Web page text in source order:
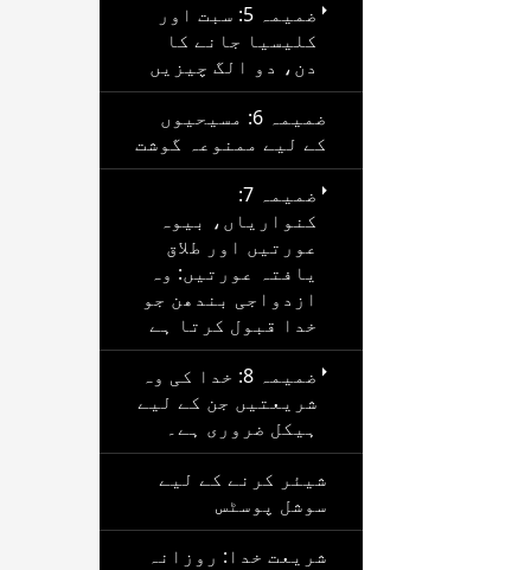
ضمیمہ 5: سبت اور
کلیسیا جانے کا
دن، دو الگ چیزیں
ضمیمہ 6: مسیحیوں
کے لیے ممنوعہ گوشت
ضمیمہ 7:
کنواریاں، بیوہ
عورتیں اور طلاق
یافتہ عورتیں: وہ
ازدواجی بندھن جو
خدا قبول کرتا ہے
ضمیمہ 8: خدا کی وہ
شریعتیں جن کے لیے
ہیکل ضروری ہے۔
شیئر کرنے کے لیے
سوشل پوسٹس
شریعت خدا: روزانہ